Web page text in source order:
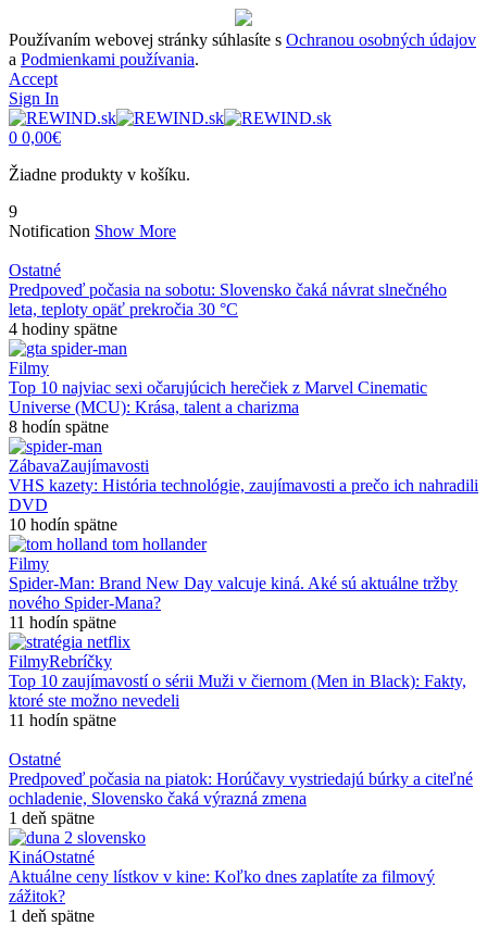
Používaním webovej stránky súhlasíte s Ochranou osobných údajov
a Podmienkami používania.
Accept
Sign In
0 0,00€
Žiadne produkty v košíku.
9
Notification Show More
Ostatné
Predpoveď počasia na sobotu: Slovensko čaká návrat slnečného
leta, teploty opäť prekročia 30 °C
4 hodiny spätne
Filmy
Top 10 najviac sexi očarujúcich herečiek z Marvel Cinematic
Universe (MCU): Krása, talent a charizma
8 hodín spätne
ZábavaZaujímavosti
VHS kazety: História technológie, zaujímavosti a prečo ich nahradili
DVD
10 hodín spätne
Filmy
Spider-Man: Brand New Day valcuje kiná. Aké sú aktuálne tržby
nového Spider-Mana?
11 hodín spätne
FilmyRebríčky
Top 10 zaujímavostí o sérii Muži v čiernom (Men in Black): Fakty,
ktoré ste možno nevedeli
11 hodín spätne
Ostatné
Predpoveď počasia na piatok: Horúčavy vystriedajú búrky a citeľné
ochladenie, Slovensko čaká výrazná zmena
1 deň spätne
KináOstatné
Aktuálne ceny lístkov v kine: Koľko dnes zaplatíte za filmový
zážitok?
1 deň spätne